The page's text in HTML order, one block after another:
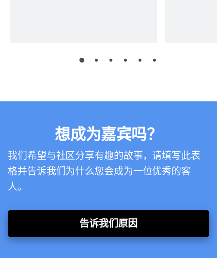
想成为嘉宾吗？
我们希望与社区分享有趣的故事，请填写此表
格并告诉我们为什么您会成为一位优秀的客
人。
告诉我们原因